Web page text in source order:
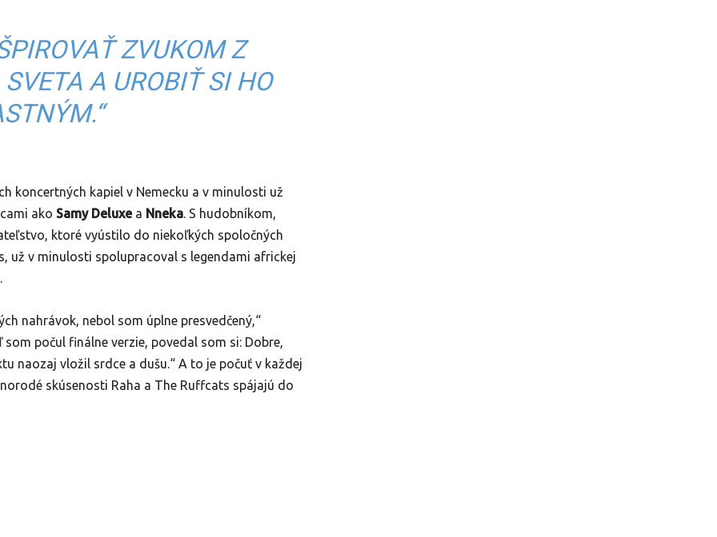
ZVUKOM Z
A UROBIŤ SI HO
koncertných kapiel v Nemecku a v minulosti už
ako Samy Deluxea Nneka. S hudobníkom,
ktoré vyústilo do niekoľkých spoločných
už v minulosti spolupracoval s legendami africkej
.
nahrávok, nebol som úplne presvedčený,“
počul finálne verzie, povedal som si: Dobre,
naozaj vložil srdce a dušu.“ A to je počuť v každej
skúsenosti Raha a The Ruffcats spájajú do